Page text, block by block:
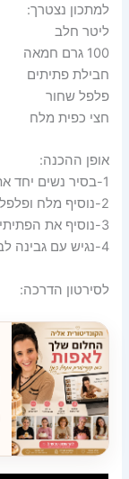
למתכון נצטרך:
ליטר חלב
100 גרם חמאה
חבילת פתיתים
פלפל שחור
חצי כפית מלח
אופן ההכנה:
1-בסיר נשים יחד את החלב עם החמאה ונבשל לרתיחה
2-נוסיף מלח ופלפל ונערבב
3-נוסיף את הפתיתים ונבשל עוד 10 דקות עד שהם רכים
4-נגיש עם גבינה לבנה ובתאבון
לסירטון הדרכה: